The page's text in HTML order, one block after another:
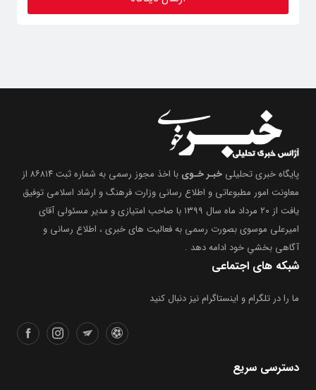
پایگاه خبری تحلیلی خبـر خـوی
با اخذ مجوز رسمی به شماره ثبت ۸۶۸۱۴ از
معاونت امور مطبوعاتی و اطلاع رسانی وزارت فرهنگ و ارشاد اسلامی توفیق
یافت از ۲۰ مرداد ماه سال ۱۳۹۹ با صاحب امتیازی و مدیر مسئولی آقای
امیرعلی موسوی بصورت رسمی به فعالیت های خبری ، اطلاع رسانی و
آگاهی بخشیِ خود ادامه دهد .
شبکه های اجتماعی
ما را در تلگرام و اینستاگرام نیز دنبال کنید
دسترسی سریع